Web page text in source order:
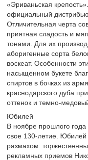
«Эриваньская
официальный
Отличительная черта
приятная сладость и
тонами. Для их
аборигенные сорта
воскеат. Особенности
насыщенном букете
спиртов в бочках из
краснодарского дуба
оттенок и темно-
Юбилей
В ноябре прошлого
свое 130-летие. Юбилей
размахом:
рекламных приемов